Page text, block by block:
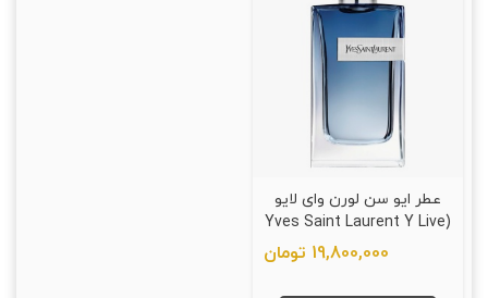
عطر ایو سن لورن وای لایو
(Yves Saint Laurent Y Live
Edt Intense)
19,800,000 تومان